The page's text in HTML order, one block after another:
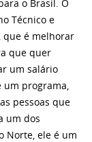
o Brasil. O
Técnico e
que é melhorar
que quer
um salário
um programa,
pessoas que
um dos
Norte, ele é um